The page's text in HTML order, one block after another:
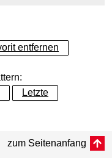
entfernen
Letzte
zum Seitenanfang